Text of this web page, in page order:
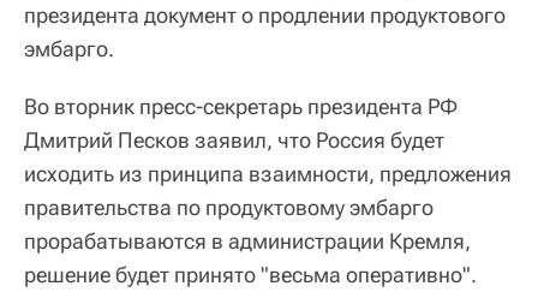
президента документ о продлении продуктового
эмбарго.
Во вторник пресс-секретарь президента РФ
Дмитрий Песков заявил, что Россия будет
исходить из принципа взаимности, предложения
правительства по продуктовому эмбарго
прорабатываются в администрации Кремля,
решение будет принято "весьма оперативно".